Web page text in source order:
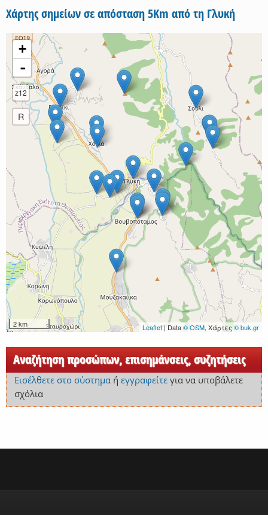
Χάρτης σημείων σε απόσταση 5Km από τη Γλυκή
+
-
z12
R
2 km Leaflet | Data© OSM, Χάρτες © buk.gr
Αναζήτηση προσώπων, επισημάνσεις, συζητήσεις
Εισέλθετε στο σύστημαή εγγραφείτεγια να υποβάλετε
σχόλια